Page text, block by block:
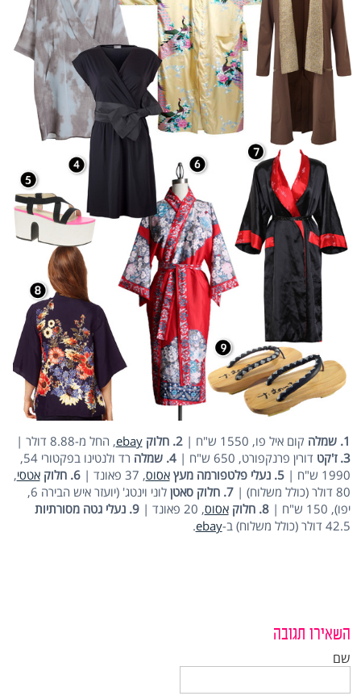
1. שמלה קום איל פו, 1550 ש"ח | 2. חלוק ebay, החל מ-8.88 דולר |
3. ז'קט
דורין פרנקפורט, 650 ש"ח | 4. שמלה
רד ולנטינו בפקטורי 54,
1990 ש"ח |
5. נעלי פלטפורמה מעץ אסוס, 37 פאונד | 6. חלוק אטסי,
80 דולר (כולל משלוח) |
7. חלוק סאטן
לוני וינטג' (יועזר איש הבירה 6,
יפו), 150 ש"ח |
8. חלוק אסוס, 20 פאונד |
9. נעלי גטה מסורתיות
42.5 דולר (כולל משלוח) ב-
ebay
.
השאירו תגובה
שם